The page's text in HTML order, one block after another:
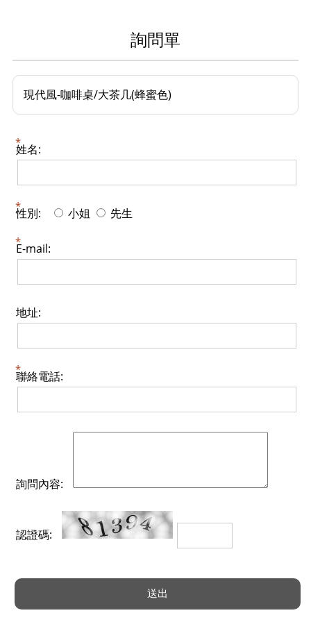
詢問單
現代風-咖啡桌/大茶几(蜂蜜色)
姓名:
性別: 小姐 先生
E-mail:
地址:
聯絡電話:
詢問內容:
認證碼: